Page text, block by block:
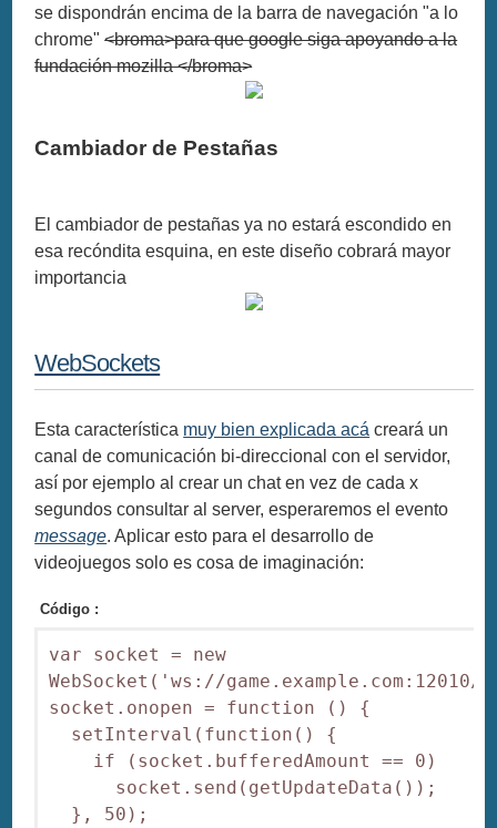
se dispondrán encima de la barra de navegación "a lo
chrome"<broma>para que google siga apoyando a la
fundación mozilla </broma>
Cambiador de Pestañas
El cambiador de pestañas ya no estará escondido en
esa recóndita esquina, en este diseño cobrará mayor
importancia
WebSockets
Esta característica muy bien explicada acá creará un
canal de comunicación bi-direccional con el servidor,
así por ejemplo al crear un chat en vez de cada x
segundos consultar al server, esperaremos el evento
message. Aplicar esto para el desarrollo de
videojuegos solo es cosa de imaginación:
Código :
var socket = new
WebSocket('ws://
socket.onopen = function () {
setInterval(function() {
if (socket.bufferedAmount == 0)
socket.send(getUpdateData());
}, 50);